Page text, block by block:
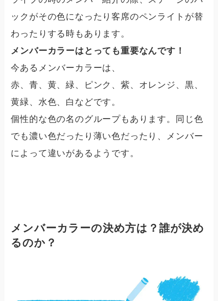
ックがその色になったり客席のペンライトが替
わったりする時もあります。
メンバーカラーはとっても重要なんです！
今あるメンバーカラーは、
赤、青、黄、緑、ピンク、紫、オレンジ、黒、
黄緑、水色、白 などです。
個性的な色の名のグループもあります。同じ色
でも濃い色だったり薄い色だったり、メンバー
によって違いがあるようです。
メンバーカラーの決め方は？誰が決め
るのか？